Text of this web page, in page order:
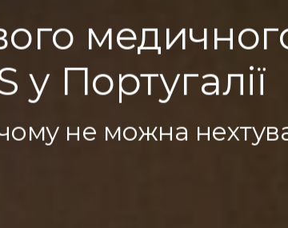
у Португалії
не можна